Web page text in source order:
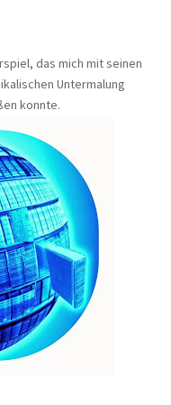
das mich mit seinen
Untermalung
konnte.